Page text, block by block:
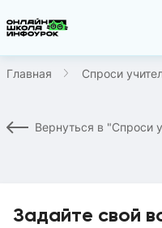
Главная Спроси
Вернуться в "Спроси
Задайте свой